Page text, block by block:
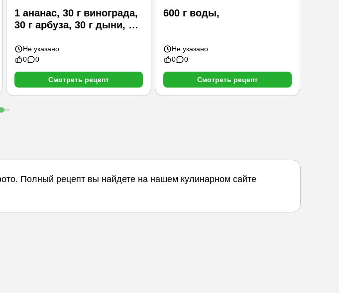
1 ананас, 30 г винограда,
30 г арбуза, 30 г дыни, 3
Не указано
0
0
Смотреть рецепт
600 г воды,
Не указано
0
0
Смотреть рецепт
Полный рецепт вы найдете на нашем кулинарном сайте